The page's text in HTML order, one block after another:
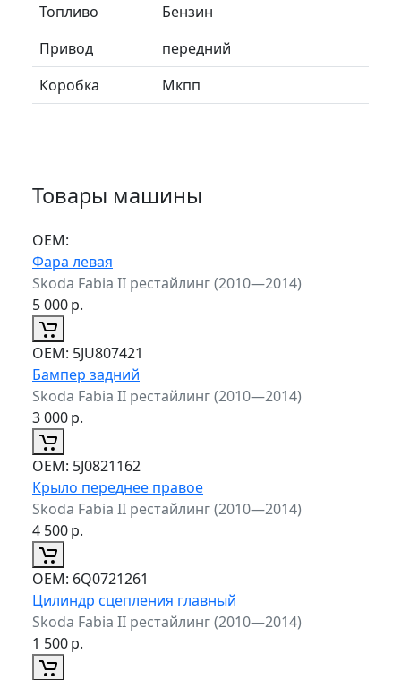
Топливо
Бензин
Привод
передний
Коробка
Мкпп
Товары машины
ОЕМ:
Фара левая
Skoda Fabia II рестайлинг (2010—2014)
5 000р.
ОЕМ: 5JU807421
Бампер задний
Skoda Fabia II рестайлинг (2010—2014)
3 000р.
ОЕМ: 5J0821162
Крыло переднее правое
Skoda Fabia II рестайлинг (2010—2014)
4 500р.
ОЕМ: 6Q0721261
Цилиндр сцепления главный
Skoda Fabia II рестайлинг (2010—2014)
1 500р.